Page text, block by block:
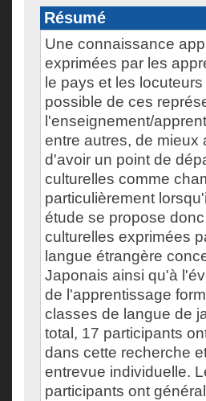
Résumé
Une connaissance
exprimées par les
le pays et les
possible de ces
l'enseignement/
entre autres, de
d'avoir un point de
culturelles comme
particulièrement
étude se propose
culturelles exprimées
langue étrangère
Japonais ainsi qu'à
de l'apprentissage
classes de langue de
total, 17 participants
dans cette recherche
entrevue individuelle.
participants ont